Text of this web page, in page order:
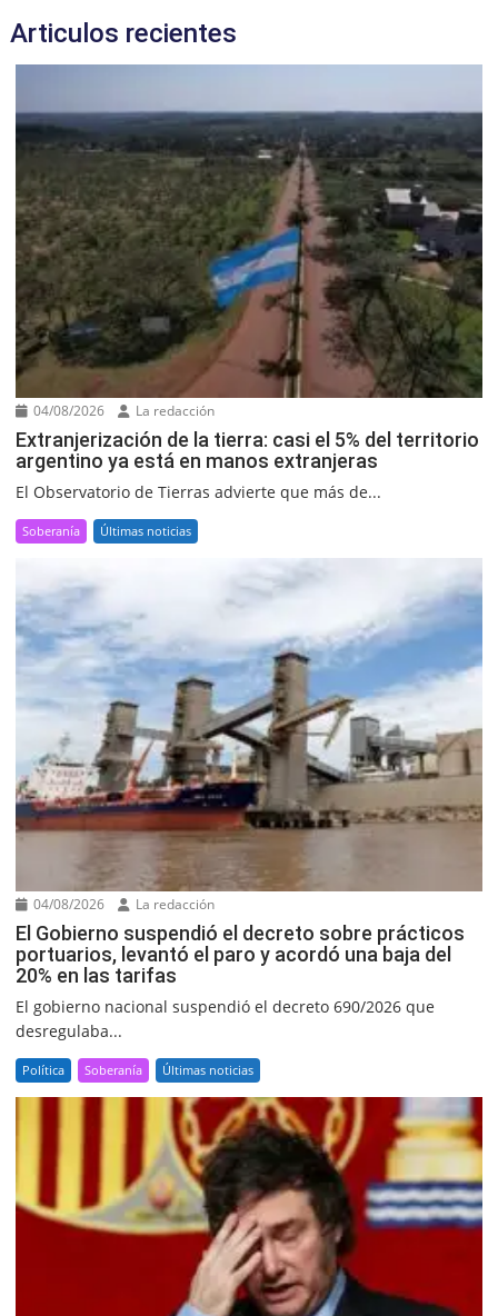
Articulos recientes
04/08/2026 La redacción
Extranjerización de la tierra: casi el 5% del territorio
argentino ya está en manos extranjeras
El Observatorio de Tierras advierte que más de...
Soberanía Últimas noticias
04/08/2026 La redacción
El Gobierno suspendió el decreto sobre prácticos
portuarios, levantó el paro y acordó una baja del
20% en las tarifas
El gobierno nacional suspendió el decreto 690/2026 que
desregulaba...
Política Soberanía Últimas noticias